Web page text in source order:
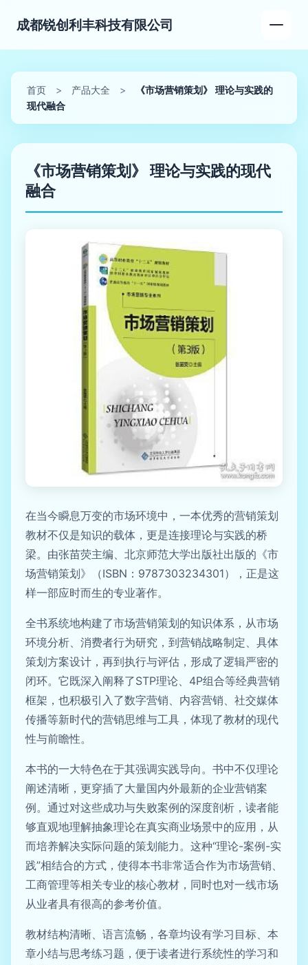
成都锐创利丰科技有限公司
首页 > 产品大全 >
《市场营销策划》 理论与实践的
现代融合
《市场营销策划》 理论与实践的现代
融合
在当今瞬息万变的市场环境中，一本优秀的营销策划
教材不仅是知识的载体，更是连接理论与实践的桥
梁。由张苗荧主编、北京师范大学出版社出版的《市
场营销策划》（ISBN：9787303234301），正是这
样一部应时而生的专业著作。
全书系统地构建了市场营销策划的知识体系，从市场
环境分析、消费者行为研究，到营销战略制定、具体
策划方案设计，再到执行与评估，形成了逻辑严密的
闭环。它既深入阐释了STP理论、4P组合等经典营销
框架，也积极引入了数字营销、内容营销、社交媒体
传播等新时代的营销思维与工具，体现了教材的现代
性与前瞻性。
本书的一大特色在于其强调实践导向。书中不仅理论
阐述清晰，更穿插了大量国内外最新的企业营销案
例。通过对这些成功与失败案例的深度剖析，读者能
够直观地理解抽象理论在真实商业场景中的应用，从
而培养解决实际问题的策划能力。这种“理论-案例-实
践”相结合的方式，使得本书非常适合作为市场营销、
工商管理等相关专业的核心教材，同时也对一线市场
从业者具有很高的参考价值。
教材结构清晰、语言流畅，各章均设有学习目标、本
章小结与思考练习题，便于读者进行系统性的学习和